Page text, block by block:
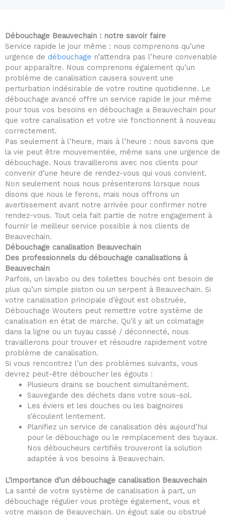
t
o
f
5
Débouchage Beauvechain : notre savoir faire
Service rapide le jour même : nous comprenons qu’une
urgence de débouchage n’attendra pas l’heure convenable
pour apparaître. Nous comprenons également qu’un
problème de canalisation causera souvent une
perturbation indésirable de votre routine quotidienne. Le
débouchage avancé offre un service rapide le jour même
pour tous vos besoins en débouchage a Beauvechain pour
que votre canalisation et votre vie fonctionnent à nouveau
correctement.
Pas seulement à l’heure, mais à l’heure : nous savons que
la vie peut être mouvementée, même sans une urgence de
débouchage. Nous travaillerons avec nos clients pour
convenir d’une heure de rendez-vous qui vous convient.
Non seulement nous nous présenterons lorsque nous
disons que nous le ferons, mais nous offrons un
avertissement avant notre arrivée pour confirmer notre
rendez-vous. Tout cela fait partie de notre engagement à
fournir le meilleur service possible à nos clients de
Beauvechain.
Débouchage canalisation Beauvechain
Des professionnels du débouchage canalisations à
Beauvechain
Parfois, un lavabo ou des toilettes bouchés ont besoin de
plus qu’un simple piston ou un serpent à Beauvechain. Si
votre canalisation principale d’égout est obstruée,
Débouchage Wouters peut remettre votre système de
canalisation en état de marche. Qu’il y ait un colmatage
dans la ligne ou un tuyau cassé / déconnecté, nous
travaillerons pour trouver et résoudre rapidement votre
problème de canalisation.
Si vous rencontrez l’un des problèmes suivants, vous
devrez peut-être déboucher les égouts :
Plusieurs drains se bouchent simultanément.
Sauvegarde des déchets dans votre sous-sol.
Les éviers et les douches ou les baignoires
s’écoulent lentement.
Planifiez un service de canalisation dès aujourd’hui
pour le débouchage ou le remplacement des tuyaux.
Nos déboucheurs certifiés trouveront la solution
adaptée à vos besoins à Beauvechain.
L’importance d’un débouchage canalisation Beauvechain
La santé de votre système de canalisation à part, un
débouchage régulier vous protège également, vous et
votre maison de Beauvechain. Un égout sale ou obstrué